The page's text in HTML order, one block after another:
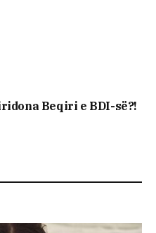
Beqiri e BDI-së?!